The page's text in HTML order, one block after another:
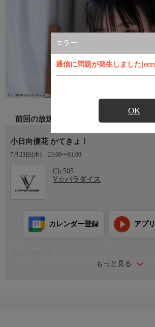
エラー
通信に問題が発生しました
OK
前回の放送
小日向優花 かてきょ！
7月23日(木) 23:00〜01:00
Ch.505
V☆パラダイス
もっと見る
カレンダー登録 アプ